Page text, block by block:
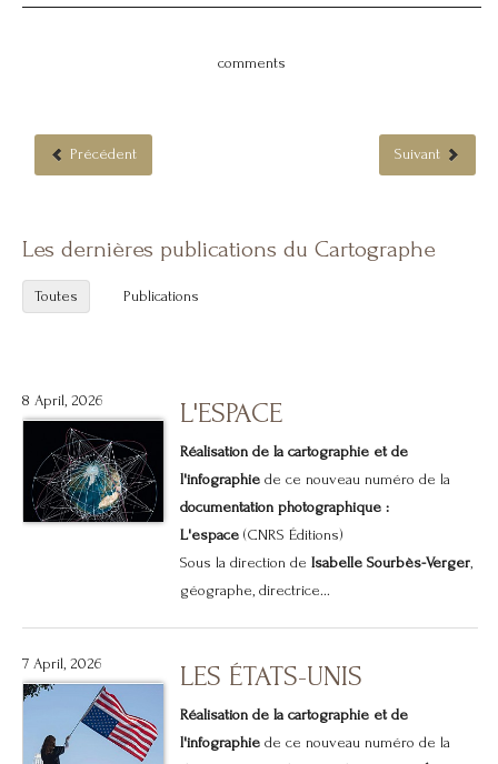
comments
Précédent Suivant
Les dernières publications du Cartographe
Toutes Publications
8 April, 2026 L'ESPACE
Réalisation de la cartographie et de
l'infographiede ce nouveau numéro de la
documentation photographique :
L'espace(CNRS Éditions)
Sous la direction de Isabelle Sourbès-Verger,
géographe, directrice...
7 April, 2026 LES ÉTATS-UNIS
Réalisation de la cartographie et de
l'infographiede ce nouveau numéro de la